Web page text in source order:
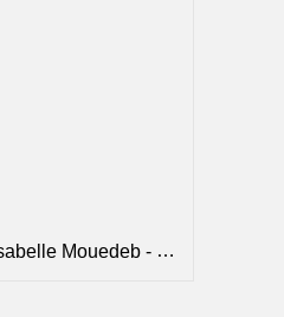
Mouedeb - Relais.pdf